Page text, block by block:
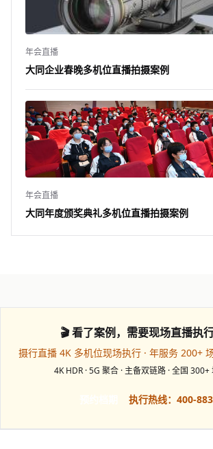
年会直播
大同企业春晚多机位直播拍摄案例
年会直播
大同年度颁奖典礼多机位直播拍摄案例
🎬 看了案例，需要现场直播执
摄行直播 4K 多机位现场执行 · 年服务 200+
4K HDR · 5G 聚合 · 主备双链路 · 全国
执行热线：400-